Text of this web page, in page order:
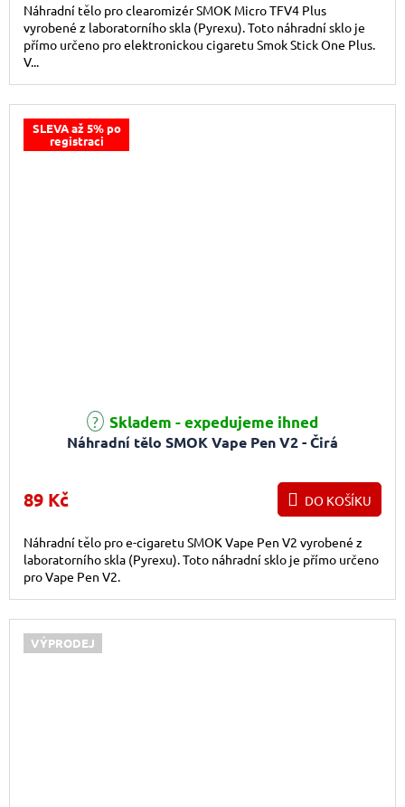
Náhradní tělo pro clearomizér SMOK Micro TFV4 Plus
vyrobené z laboratorního skla (Pyrexu). Toto náhradní sklo je
přímo určeno pro elektronickou cigaretu Smok Stick One Plus.
V...
SLEVA až 5% po
registraci
Náhradní tělo SMOK Vape Pen V2 - Čirá
Průměrné hodnocení produktu je 4,5 z 5 hvězdiček.
Skladem - expedujeme ihned
89 Kč DO KOŠÍKU
Náhradní tělo pro e-cigaretu SMOK Vape Pen V2 vyrobené z
laboratorního skla (Pyrexu). Toto náhradní sklo je přímo určeno
pro Vape Pen V2.
VÝPRODEJ